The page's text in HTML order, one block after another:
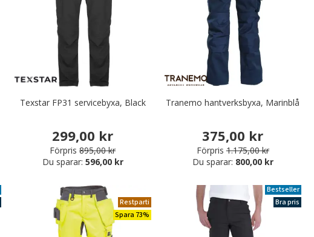
Texstar FP31 servicebyxa, Black
299,00 kr
Förpris 895,00 kr
Du sparar: 596,00 kr
Tranemo hantverksbyxa, Marinblå
375,00 kr
Förpris 1.175,00 kr
Du sparar: 800,00 kr
Restparti
Spara 73%
Bestseller
Bra pris